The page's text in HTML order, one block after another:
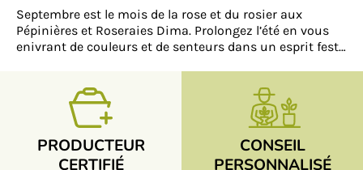
Septembre est le mois de la rose et du rosier aux
Pépinières et Roseraies Dima. Prolongez l’été en vous
enivrant de couleurs et de senteurs dans un esprit festif
PRODUCTEUR
CERTIFIÉ
CONSEIL
PERSONNALISÉ